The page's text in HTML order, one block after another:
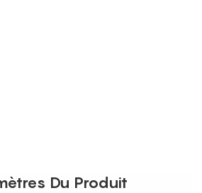
Du Produit